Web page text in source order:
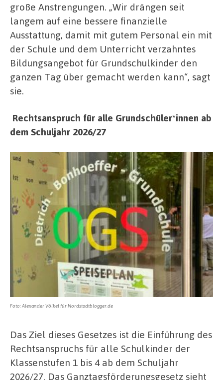
große Anstrengungen. „Wir drängen seit
langem auf eine bessere finanzielle
Ausstattung, damit mit gutem Personal ein mit
der Schule und dem Unterricht verzahntes
Bildungsangebot für Grundschulkinder den
ganzen Tag über gemacht werden kann“, sagt
sie.
Rechtsanspruch für alle Grundschüler*innen ab
dem Schuljahr 2026/27
Foto: Alexander Völkel für Nordstadtblogger.de
Das Ziel dieses Gesetzes ist die Einführung des
Rechtsanspruchs für alle Schulkinder der
Klassenstufen 1 bis 4 ab dem Schuljahr
2026/27. Das Ganztagsförderungsgesetz sieht